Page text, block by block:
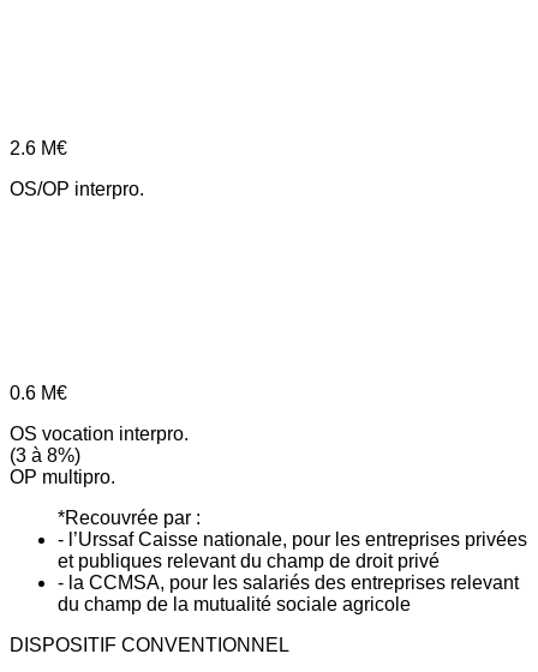
2.6 M€
OS/OP interpro.
0.6 M€
OS vocation interpro.
(3 à 8%)
OP multipro.
*Recouvrée par :
- l’Urssaf Caisse nationale, pour les entreprises privées
et publiques relevant du champ de droit privé
- la CCMSA, pour les salariés des entreprises relevant
du champ de la mutualité sociale agricole
DISPOSITIF CONVENTIONNEL